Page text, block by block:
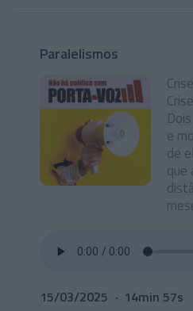
Paralelismos
e
de
que
15/03/2025 14min 57s